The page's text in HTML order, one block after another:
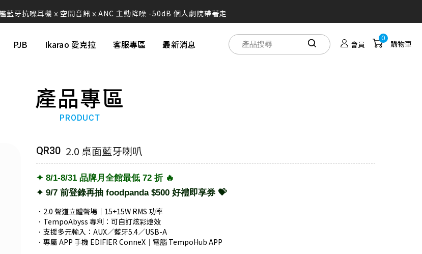
藍牙抗噪耳機ｘ空間音訊ｘANC 主動降噪 -50dB 個人劇院帶著走
化成獨特的產品 搭載卓越的科技，帶您體驗不凡的聲音之旅
入生活 ── R33BT 經典木質喇叭｜精準分頻打造層次聲效
系列機種全面升級！現在皆內建美華專業版序號，無需上網申請
在官方平台平台上販售，提醒消費者勿在詐騙網頁上面購買！
M60 書架喇叭 時尚小巧 三色選擇 還有附支架！！
Hi-Fi 主動式音箱 國際設計師 Phil Jones 操刀設計
達 94H！W830NB 無線降噪耳罩耳機 零壓感舒適首選
PJB Ikarao 愛克拉 客服專區 最新消息 會員
0
購物車
產品專區
PRODUCT
QR30 2.0 桌面藍牙喇叭
✦ 8/1-8/31 品牌月全館最低 72 折 🔥
✦ 9/7 前登錄再抽 foodpanda $500 好禮即享券 💝
．2.0 聲道立體聲場｜15+15W RMS 功率
．TempoAbyss 專利：可自訂炫彩燈效
．支援多元輸入：AUX／藍牙5.4／USB-A
．專屬 APP 手機 EDIFIER ConneX｜電腦 TempoHub APP